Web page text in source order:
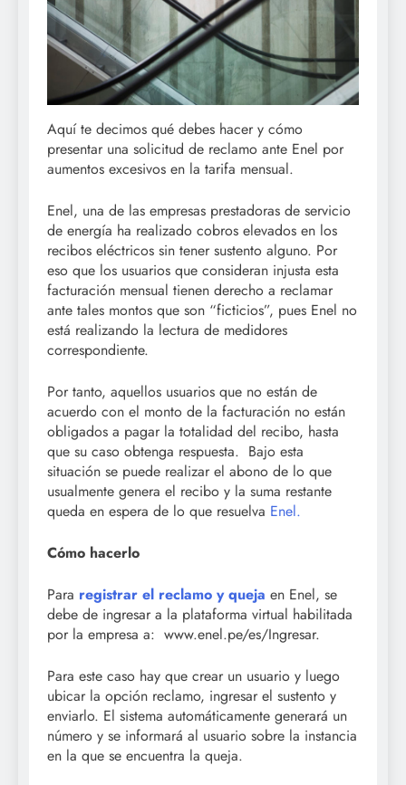
Aquí te decimos qué debes hacer y cómo
presentar una solicitud de reclamo ante Enel por
aumentos excesivos en la tarifa mensual.
Enel, una de las empresas prestadoras de servicio
de energía ha realizado cobros elevados en los
recibos eléctricos sin tener sustento alguno. Por
eso que los usuarios que consideran injusta esta
facturación mensual tienen derecho a reclamar
ante tales montos que son “ficticios”, pues Enel no
está realizando la lectura de medidores
correspondiente.
Por tanto, aquellos usuarios que no están de
acuerdo con el monto de la facturación no están
obligados a pagar la totalidad del recibo, hasta
que su caso obtenga respuesta. Bajo esta
situación se puede realizar el abono de lo que
usualmente genera el recibo y la suma restante
queda en espera de lo que resuelva Enel.
Cómo hacerlo
Para registrar el reclamo y queja en Enel, se
debe de ingresar a la plataforma virtual habilitada
por la empresa a: www.enel.pe/es/Ingresar.
Para este caso hay que crear un usuario y luego
ubicar la opción reclamo, ingresar el sustento y
enviarlo. El sistema automáticamente generará un
número y se informará al usuario sobre la instancia
en la que se encuentra la queja.